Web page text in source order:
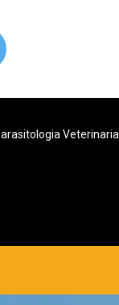
Veterinaria